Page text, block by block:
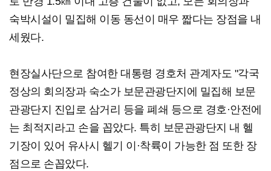
숙박시설이 밀집해 이동 동선이 매우 짧다는 장점을 내
세웠다.
현장실사단으로 참여한 대통령 경호처 관계자도 "각국
정상의 회의장과 숙소가 보문관광단지에 밀집해 보문
관광단지 진입로 삼거리 등을 폐쇄 등으로 경호·안전에
는 최적지라고 손을 꼽았다. 특히 보문관광단지 내 헬
기장이 있어 유사시 헬기 이·착륙이 가능한 점 또한 장
점으로 손꼽았다.